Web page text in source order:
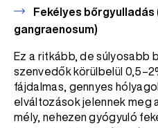
Fekélyes bőrgyulladás
gangraenosum)
Ez a ritkább, de súlyosabb
szenvedők körülbelül
fájdalmas, gennyes
elváltozások jelennek meg
mély, nehezen gyógyuló